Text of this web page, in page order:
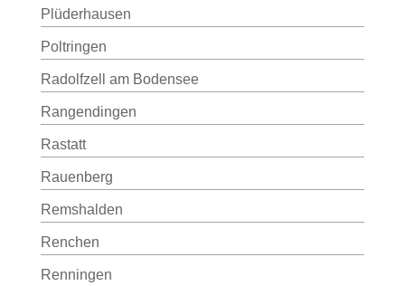
Plüderhausen
Poltringen
Radolfzell am Bodensee
Rangendingen
Rastatt
Rauenberg
Remshalden
Renchen
Renningen